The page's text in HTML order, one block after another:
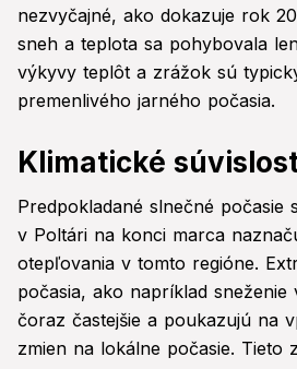
nezvyčajné, ako dokazuje rok
sneh a teplota sa pohybovala
výkyvy teplôt a zrážok sú
premenlivého jarného počasia.
Klimatické
Predpokladané slnečné počasie
v Poltári na konci marca
otepľovania v tomto regióne.
počasia, ako napríklad sneženie
čoraz častejšie a poukazujú na
zmien na lokálne počasie. Tieto